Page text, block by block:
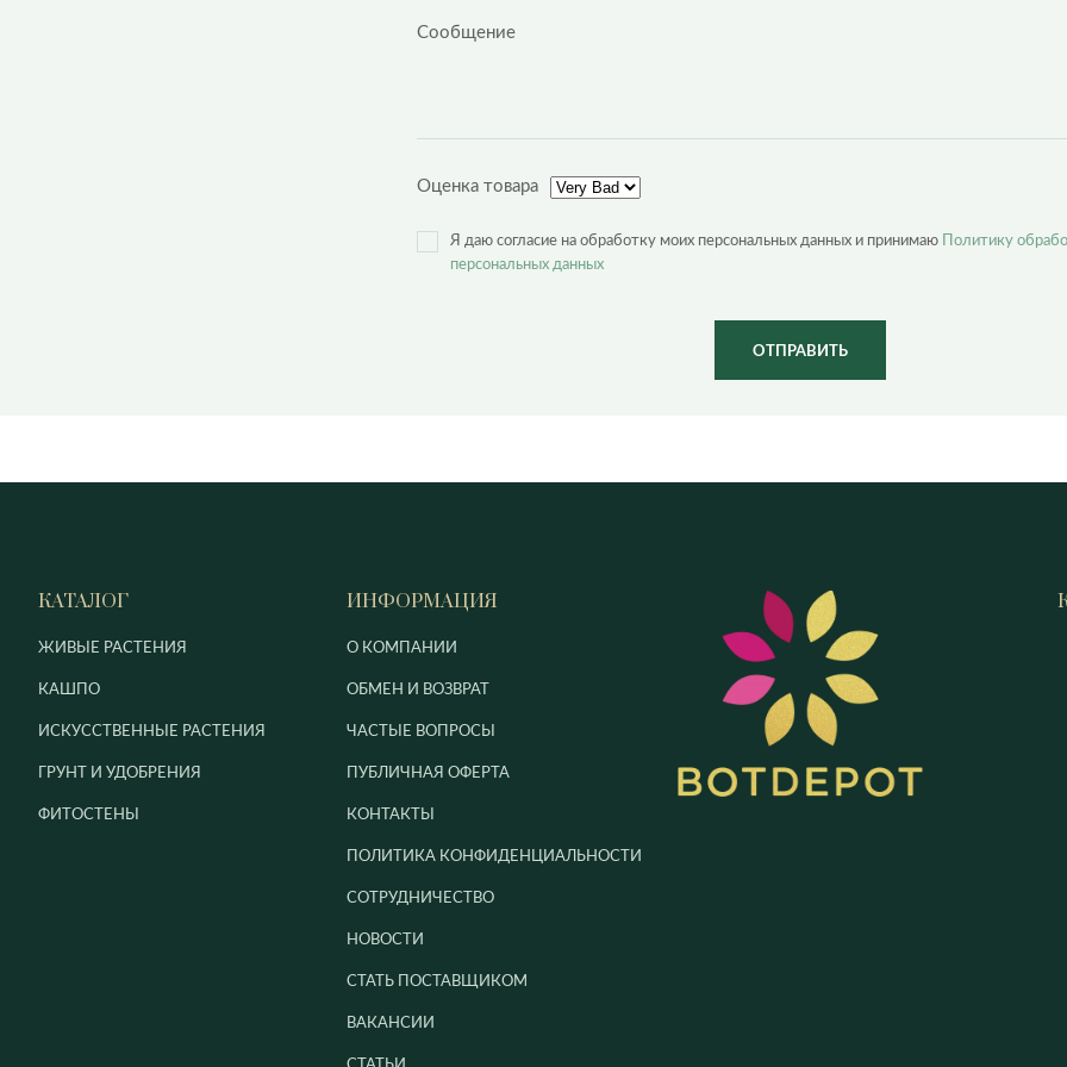
Оценка товара
Я даю согласие на обработку моих персональных данных и принимаю
Политику
персональных данных
ОТПРАВИТЬ
КАТАЛОГ
ЖИВЫЕ РАСТЕНИЯ
КАШПО
ИСКУССТВЕННЫЕ РАСТЕНИЯ
ГРУНТ И УДОБРЕНИЯ
ФИТОСТЕНЫ
ИНФОРМАЦИЯ
О КОМПАНИИ
ОБМЕН И ВОЗВРАТ
ЧАСТЫЕ ВОПРОСЫ
ПУБЛИЧНАЯ ОФЕРТА
КОНТАКТЫ
ПОЛИТИКА КОНФИДЕНЦИАЛЬНОСТИ
СОТРУДНИЧЕСТВО
НОВОСТИ
СТАТЬ ПОСТАВЩИКОМ
ВАКАНСИИ